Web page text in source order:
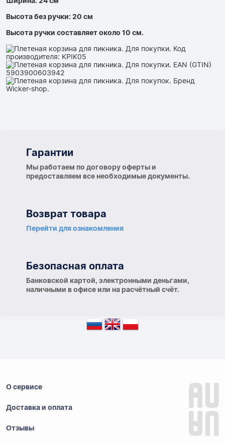
Высота без ручки: 20 см
Высота ручки составляет около 10 см.
Гарантии
Мы работаем по договору оферты и
предоставляем все необходимые документы.
Возврат товара
Перейти для ознакомления
Безопасная оплата
Банковской картой, электронными деньгами,
наличными в офисе или на расчётный счёт.
О сервисе
Доставка и оплата
Отзывы